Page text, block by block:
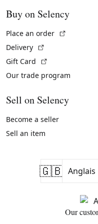
Buy on Selency
Place an order
Delivery
Gift Card
Our trade program
Sell on Selency
Become a seller
Sell an item
🇬🇧
Our